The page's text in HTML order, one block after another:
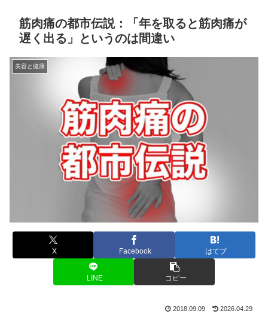
筋肉痛の都市伝説：「年を取ると筋肉痛が
遅く出る」というのは間違い
美容と健康
X Facebook はてブ
LINE コピー
2018.09.09 2026.04.29